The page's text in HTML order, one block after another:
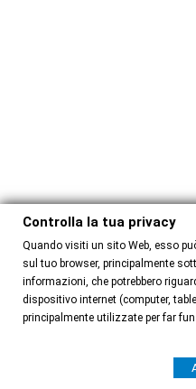
Controlla la tua privacy
Quando visiti un sito Web, esso
sul tuo browser, principalmente
informazioni, che potrebbero
dispositivo internet (computer,
principalmente utilizzate per far